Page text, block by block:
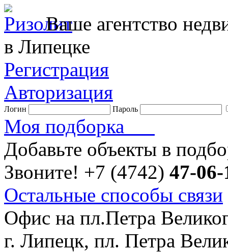
Ваше агентство
в Липецке
Регистрация
Авторизация
Логин Пароль
Моя подборка
Добавьте объекты в
Звоните! +7 (4742) 47-06-
Остальные способы связи
Офис на пл.Петра
г. Липецк, пл. Петра